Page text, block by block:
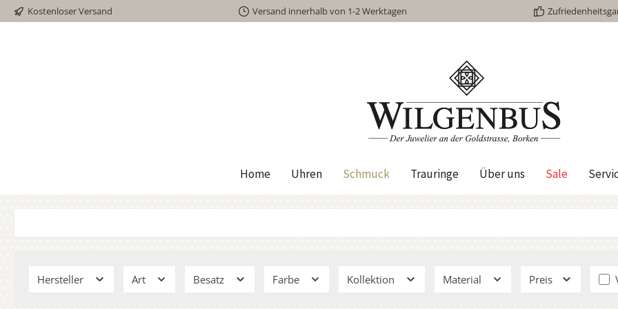
springen
Kostenloser Versand Versand innerhalb von 1-2 Werktagen
Home Uhren Schmuck Trauringe Über uns Sale
Hersteller Art Besatz Farbe Kollektion Material Preis